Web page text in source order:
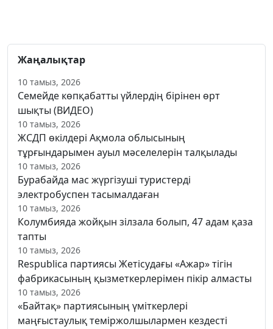
Жаңалықтар
10 тамыз, 2026
Семейде көпқабатты үйлердің бірінен өрт
шықты (ВИДЕО)
10 тамыз, 2026
ЖСДП өкілдері Ақмола облысының
тұрғындарымен ауыл мәселелерін талқылады
10 тамыз, 2026
Бурабайда мас жүргізуші туристерді
электробуспен тасымалдаған
10 тамыз, 2026
Колумбияда жойқын зілзала болып, 47 адам қаза
тапты
10 тамыз, 2026
Respublica партиясы Жетісудағы «Ажар» тігін
фабрикасының қызметкерлерімен пікір алмасты
10 тамыз, 2026
«Байтақ» партиясының үміткерлері
маңғыстаулық теміржолшылармен кездесті